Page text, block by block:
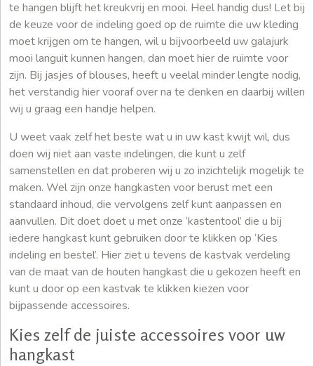
te hangen blijft het kreukvrij en mooi. Heel handig dus! Let bij
de keuze voor de indeling goed op de ruimte die uw kleding
moet krijgen om te hangen, wil u bijvoorbeeld uw galajurk
mooi languit kunnen hangen, dan moet hier de ruimte voor
zijn. Bij jasjes of blouses, heeft u veelal minder lengte nodig,
het verstandig hier vooraf over na te denken en daarbij willen
wij u graag een handje helpen.
U weet vaak zelf het beste wat u in uw kast kwijt wil, dus
doen wij niet aan vaste indelingen, die kunt u zelf
samenstellen en dat proberen wij u zo inzichtelijk mogelijk te
maken. Wel zijn onze hangkasten voor berust met een
standaard inhoud, die vervolgens zelf kunt aanpassen en
aanvullen. Dit doet doet u met onze ‘kastentool’ die u bij
iedere hangkast kunt gebruiken door te klikken op ‘Kies
indeling en bestel’. Hier ziet u tevens de kastvak verdeling
van de maat van de houten hangkast die u gekozen heeft en
kunt u door op een kastvak te klikken kiezen voor
bijpassende accessoires.
Kies zelf de juiste accessoires voor uw
hangkast